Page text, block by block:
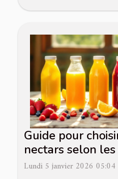
Guide pour
nectars selon les
Lundi 5 janvier 2026 05:04